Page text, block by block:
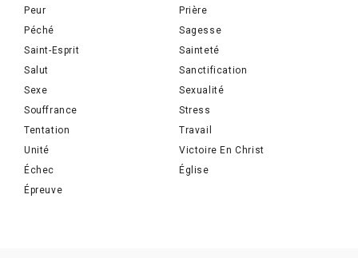
Peur
Prière
Péché
Sagesse
Saint-Esprit
Sainteté
Salut
Sanctification
Sexe
Sexualité
Souffrance
Stress
Tentation
Travail
Unité
Victoire En Christ
Échec
Église
Épreuve